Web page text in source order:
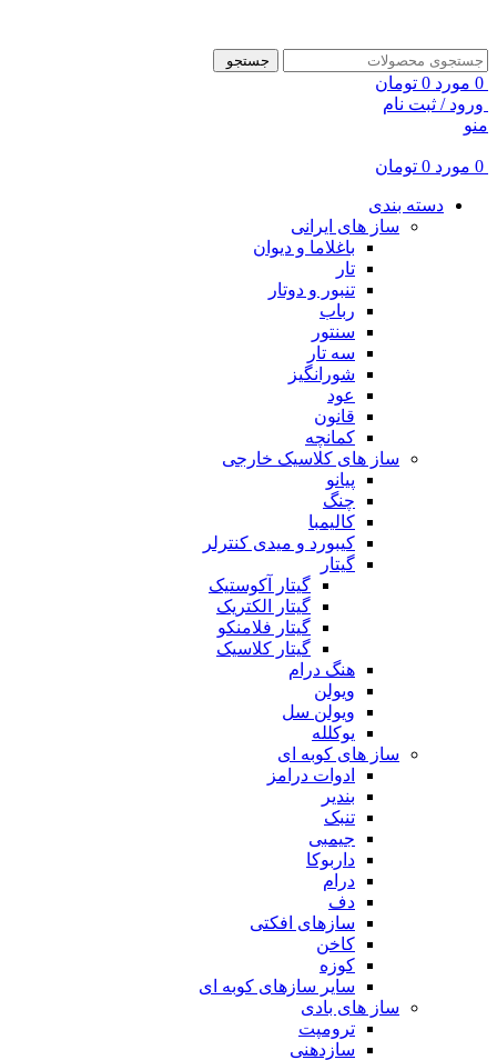
جستجو
0 مورد 0 تومان
ورود / ثبت نام
منو
0 مورد 0 تومان
دسته بندی
ساز های ایرانی
باغلاما و دیوان
تار
تنبور و دوتار
رباب
سنتور
سه تار
شورانگیز
عود
قانون
کمانچه
ساز های کلاسیک خارجی
پیانو
چنگ
کالیمبا
کیبورد و میدی کنترلر
گیتار
گیتار آکوستیک
گیتار الکتریک
گیتار فلامنکو
گیتار کلاسیک
هنگ درام
ویولن
ویولن سل
یوکلله
ساز های کوبه ای
ادوات درامز
بندیر
تنبک
جیمبی
داربوکا
درام
دف
سازهای افکتی
کاخن
کوزه
سایر سازهای کوبه ای
ساز های بادی
ترومپت
سازدهنی